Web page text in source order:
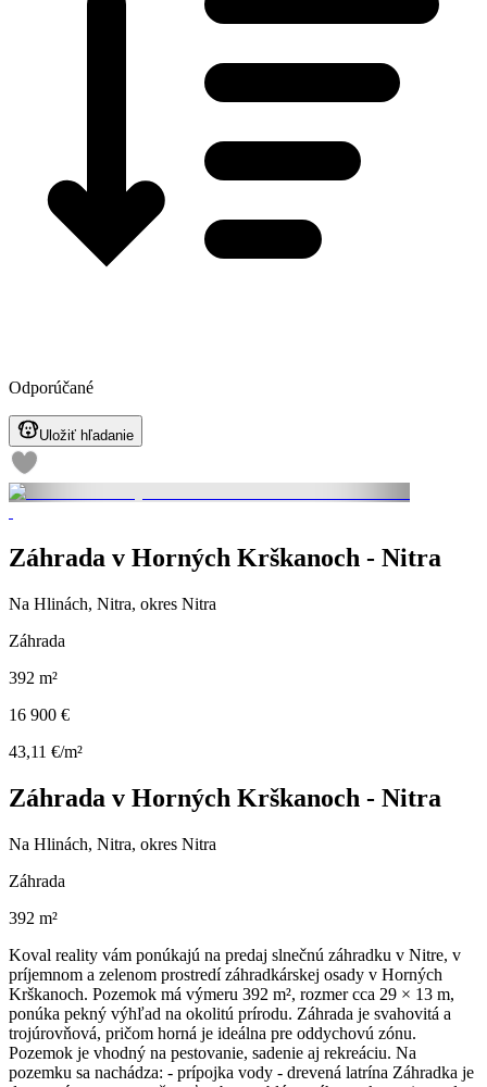
Odporúčané
Uložiť hľadanie
Záhrada v Horných Krškanoch - Nitra
Na Hlinách, Nitra, okres Nitra
Záhrada
392 m²
16 900 €
43,11 €/m²
Záhrada v Horných Krškanoch - Nitra
Na Hlinách, Nitra, okres Nitra
Záhrada
392 m²
Koval reality vám ponúkajú na predaj slnečnú záhradku v Nitre, v
príjemnom a zelenom prostredí záhradkárskej osady v Horných
Krškanoch. Pozemok má výmeru 392 m², rozmer cca 29 × 13 m,
ponúka pekný výhľad na okolitú prírodu. Záhrada je svahovitá a
trojúrovňová, pričom horná je ideálna pre oddychovú zónu.
Pozemok je vhodný na pestovanie, sadenie aj rekreáciu. Na
pozemku sa nachádza: - prípojka vody - drevená latrína Záhradka je